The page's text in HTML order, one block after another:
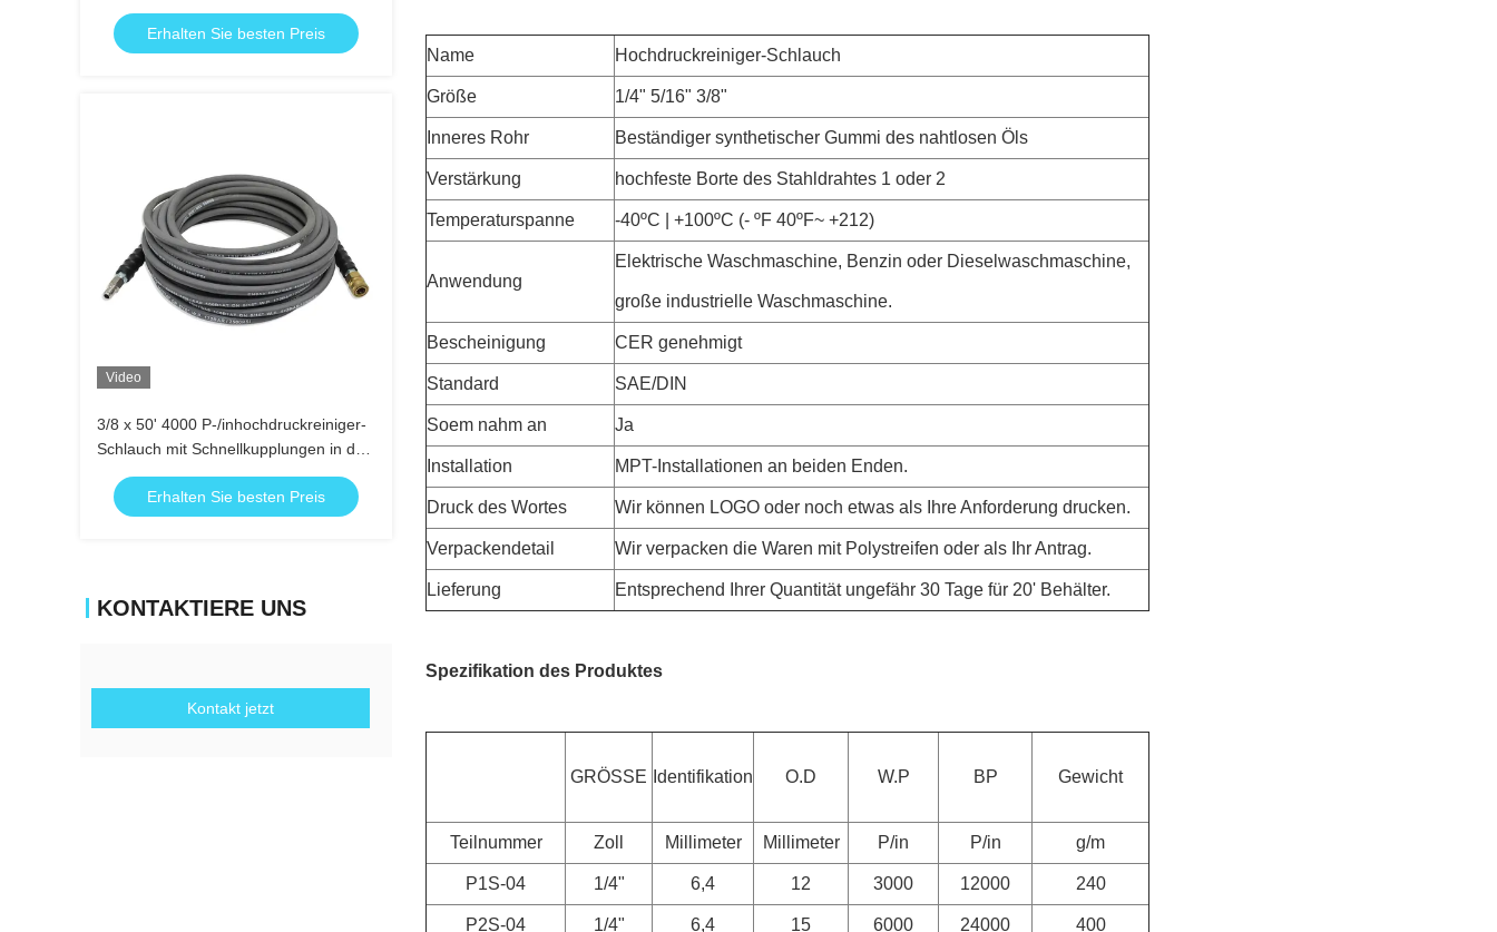
Erhalten Sie besten Preis
Video
3/8 x 50' 4000 P-/inhochdruckreiniger-
Schlauch mit Schnellkupplungen in den
grauen und schwarzen Farben
Erhalten Sie besten Preis
KONTAKTIERE UNS
Kontakt jetzt
Name Hochdruckreiniger-Schlauch
Größe 1/4" 5/16" 3/8"
Inneres Rohr Beständiger synthetischer Gummi des nahtlosen Öls
Verstärkung hochfeste Borte des Stahldrahtes 1 oder 2
Temperaturspanne -40ºC | +100ºC (- ºF 40ºF~ +212)
Anwendung
Elektrische Waschmaschine, Benzin oder Dieselwaschmaschine,
große industrielle Waschmaschine.
Bescheinigung CER genehmigt
Standard SAE/DIN
Soem nahm an Ja
Installation MPT-Installationen an beiden Enden.
Druck des Wortes Wir können LOGO oder noch etwas als Ihre Anforderung drucken.
Verpackendetail Wir verpacken die Waren mit Polystreifen oder als Ihr Antrag.
Lieferung Entsprechend Ihrer Quantität ungefähr 30 Tage für 20' Behälter.
Spezifikation des Produktes
GRÖSSE Identifikation O.D W.P BP Gewicht
Teilnummer Zoll Millimeter Millimeter P/in P/in g/m
P1S-04 1/4" 6,4 12 3000 12000 240
P2S-04 1/4" 6,4 15 6000 24000 400